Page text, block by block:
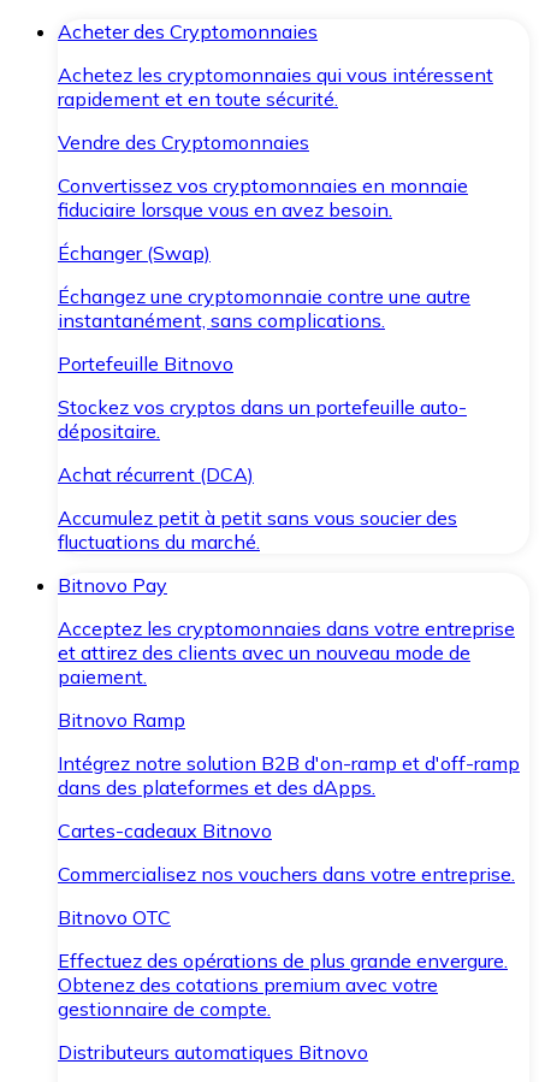
Acheter des Cryptomonnaies
Achetez les cryptomonnaies qui vous intéressent
rapidement et en toute sécurité.
Vendre des Cryptomonnaies
Convertissez vos cryptomonnaies en monnaie
fiduciaire lorsque vous en avez besoin.
Échanger (Swap)
Échangez une cryptomonnaie contre une autre
instantanément, sans complications.
Portefeuille Bitnovo
Stockez vos cryptos dans un portefeuille auto-
dépositaire.
Achat récurrent (DCA)
Accumulez petit à petit sans vous soucier des
fluctuations du marché.
Bitnovo Pay
Acceptez les cryptomonnaies dans votre entreprise
et attirez des clients avec un nouveau mode de
paiement.
Bitnovo Ramp
Intégrez notre solution B2B d'on-ramp et d'off-ramp
dans des plateformes et des dApps.
Cartes-cadeaux Bitnovo
Commercialisez nos vouchers dans votre entreprise.
Bitnovo OTC
Effectuez des opérations de plus grande envergure.
Obtenez des cotations premium avec votre
gestionnaire de compte.
Distributeurs automatiques Bitnovo